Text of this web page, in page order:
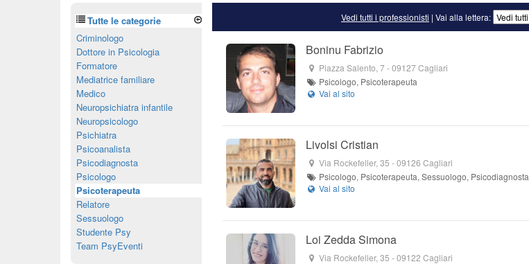
Vedi tutti i professionisti | Vai alla lettera:
Boninu Fabrizio
Piazza Salento, 7-09127Cagliari
Psicologo, Psicoterapeuta
Livolsi Cristian
Via Rockefeller, 35 -09126 Cagliari
Psicologo, Psicoterapeuta, Sessuologo, Psicodiagnosta
Loi Zedda Simona
Via Rockefeller, 35 -09122 Cagliari
Tutte le categorie
Criminologo
Dottore in Psicologia
Formatore
Mediatrice familiare
Medico
Neuropsichiatra infantile
Neuropsicologo
Psichiatra
Psicoanalista
Psicodiagnosta
Psicologo
Psicoterapeuta
Relatore
Sessuologo
Studente Psy
Team PsyEventi